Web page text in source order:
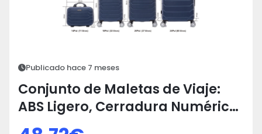
Publicado hace 7 meses
Conjunto de Maletas de Viaje:
ABS Ligero, Cerradura Numérica,
4 Ruedas 360° 🛄